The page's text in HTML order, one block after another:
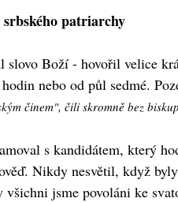
patriarchy
Boží - hovořil velice
nebo od půl sedmé.
činem", čili skromně bez
s kandidátem, který
Nikdy nesvětil, když
jsme povoláni ke